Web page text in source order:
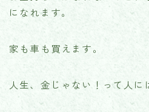
になれます。
家も車も買えます。
人生、金じゃない！って人に